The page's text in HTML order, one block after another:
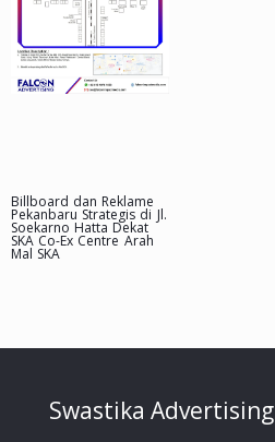
Billboard dan Reklame
Pekanbaru Strategis di Jl.
Soekarno Hatta Dekat
SKA Co-Ex Centre Arah
Mal SKA
Swastika Advertising